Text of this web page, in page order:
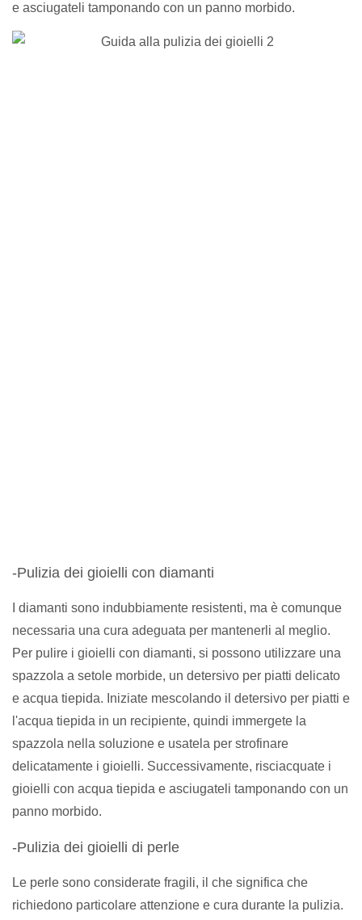
e asciugateli tamponando con un panno morbido.
-Pulizia dei gioielli con diamanti
I diamanti sono indubbiamente resistenti, ma è comunque
necessaria una cura adeguata per mantenerli al meglio.
Per pulire i gioielli con diamanti, si possono utilizzare una
spazzola a setole morbide, un detersivo per piatti delicato
e acqua tiepida. Iniziate mescolando il detersivo per piatti e
l'acqua tiepida in un recipiente, quindi immergete la
spazzola nella soluzione e usatela per strofinare
delicatamente i gioielli. Successivamente, risciacquate i
gioielli con acqua tiepida e asciugateli tamponando con un
panno morbido.
-Pulizia dei gioielli di perle
Le perle sono considerate fragili, il che significa che
richiedono particolare attenzione e cura durante la pulizia.